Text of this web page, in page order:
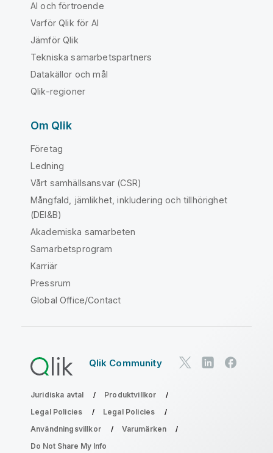
AI och förtroende
Varför Qlik för AI
Jämför Qlik
Tekniska samarbetspartners
Datakällor och mål
Qlik-regioner
Om Qlik
Företag
Ledning
Vårt samhällsansvar (CSR)
Mångfald, jämlikhet, inkludering och tillhörighet
(DEI&B)
Akademiska samarbeten
Samarbetsprogram
Karriär
Pressrum
Global Office/Contact
Qlik Community
Juridiska avtal
Produktvillkor
Legal Policies
Legal Policies
Användningsvillkor
Varumärken
Do Not Share My Info